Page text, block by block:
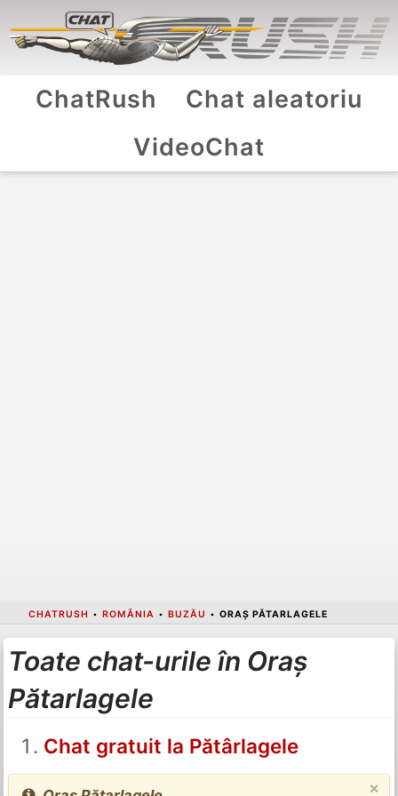
ChatRush
Chat aleatoriu
VideoChat
CHATRUSH • ROMÂNIA • BUZĂU • ORAȘ PĂTARLAGELE
Toate chat-urile în Oraș
Pătarlagele
Chat gratuit la Pătârlagele
×